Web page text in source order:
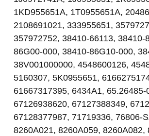
1KD955651A, 1T0955651A,
2108691021, 333955651,
357972752, 38410-66113, 38410-
86G00-000, 38410-86G10-000,
38V001000000, 4548600126,
5160307, 5K0955651,
61667317395, 6434A1, 65.26485-
67126938620, 67127388349,
67128377987, 71719336, 76806-
8260A021, 8260A059, 8260A082,